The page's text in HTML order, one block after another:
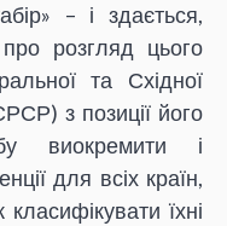
– і здається,
розгляд цього
та Східної
з позиції його
виокремити і
для всіх країн,
їхні